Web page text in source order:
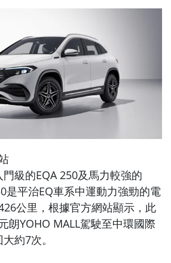
級的EQA 250及馬力較強的
是平治EQ車系中運動力強勁的電
公里，根據官方網站顯示，此
朗YOHO MALL駕駛至中環國際
約7次。